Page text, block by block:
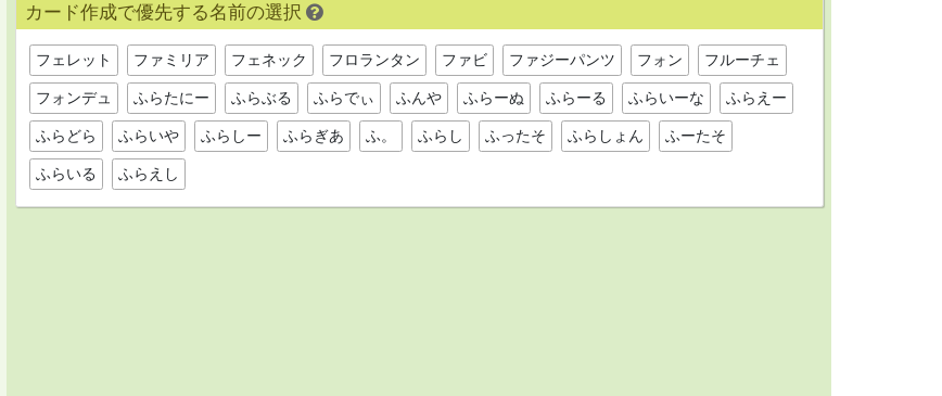
カード作成で優先する名前の選択
フェレット ファミリア フェネック フロランタン ファビ ファジーパンツ フォン フルーチェ
フォンデュ ふらたにー ふらぶる ふらでぃ ふんや ふらーぬ ふらーる ふらいーな ふらえー
ふらどら ふらいや ふらしー ふらぎあ ふ。 ふらし ふったそ ふらしょん ふーたそ
ふらいる ふらえし